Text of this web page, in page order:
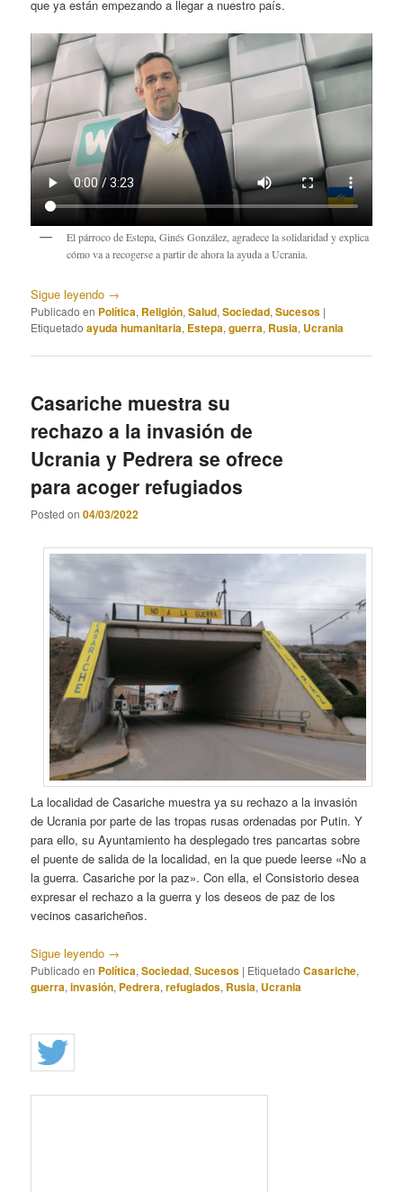
que ya están empezando a llegar a nuestro país.
El párroco de Estepa, Ginés González, agradece la solidaridad y explica
cómo va a recogerse a partir de ahora la ayuda a Ucrania.
Sigue leyendo →
Publicado en Política, Religión,Salud,Sociedad,Sucesos |
Etiquetado ayuda humanitaria, Estepa,guerra, Rusia, Ucrania
Casariche muestra su
rechazo a la invasión de
Ucrania y Pedrera se ofrece
para acoger refugiados
Posted on04/03/2022
La localidad de Casariche muestra ya su rechazo a la invasión
de Ucrania por parte de las tropas rusas ordenadas por Putin. Y
para ello, su Ayuntamiento ha desplegado tres pancartas sobre
el puente de salida de la localidad, en la que puede leerse «No a
la guerra. Casariche por la paz». Con ella, el Consistorio desea
expresar el rechazo a la guerra y los deseos de paz de los
vecinos casaricheños.
Sigue leyendo →
Publicado en Política,Sociedad,Sucesos | Etiquetado Casariche,
guerra,invasión, Pedrera,refugiados, Rusia, Ucrania